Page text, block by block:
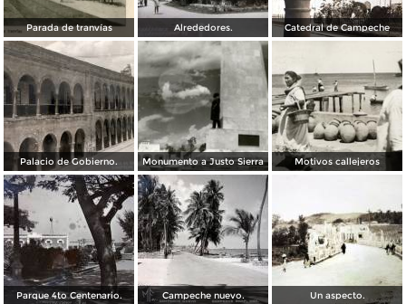
Parada de tranvías Alrededores. Catedral de Campeche
Palacio de Gobierno. Monumento a Justo Sierra Motivos callejeros
Parque 4to Centenario. Campeche nuevo. Un aspecto.